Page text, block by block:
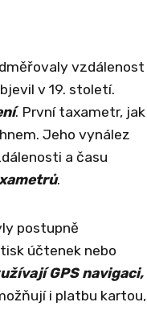
vzdálenost
v 19. století.
. První taxametr, jak
Jeho vynález
a času
.
postupně
účtenek nebo
GPS navigaci,
i platbu kartou,